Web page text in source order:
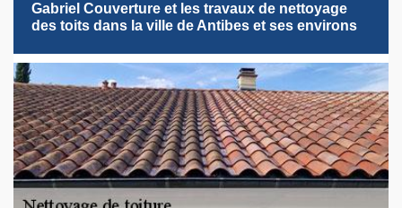
Gabriel Couverture et les travaux de nettoyage
des toits dans la ville de Antibes et ses environs